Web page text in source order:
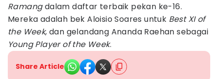
Ramangdalam daftar terbaik pekan ke-16.
Mereka adalah bek Aloisio Soares untuk Best XI of
the Week, dan gelandang Ananda Raehan sebagai
Young Player of the Week.
Share Article